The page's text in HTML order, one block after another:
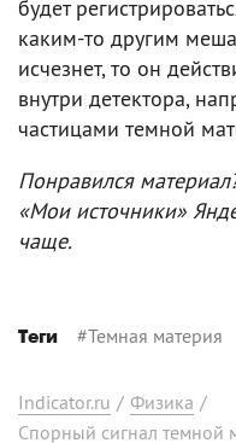
будет
каким-то другим
исчезнет, то он
внутри детектора,
частицами темной
Понравился
«Мои источники»
чаще.
Теги #Темная материя
Indicator.ru / Физика /
Спорный сигнал темной